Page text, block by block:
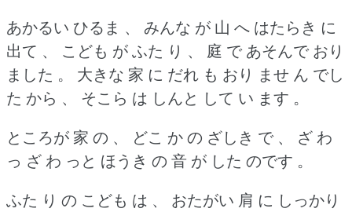
あかるい ひるま 、 みんな が 山 へ はたらき に
出て 、 こども が ふた り 、 庭 で あそんで おり
ました 。
大きな 家 に だれ も おり ませ ん でし
た から 、 そこら は しんと して い ます 。
ところが 家 の 、 どこ か の ざしき で 、 ざ わ
っ ざ わ っと ほうき の 音 が した のです 。
ふた り の こども は 、 おたがい 肩 に しっかり